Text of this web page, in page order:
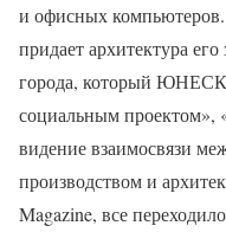
и офисных
придает архитектура
города, который
социальным
видение взаимосвязи
производством и
Magazine, все